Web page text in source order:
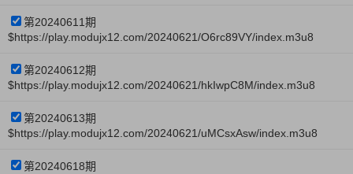
第20240611期
$https://play.modujx12.com/20240621/O6rc89VY/index.m3u8
第20240612期
$https://play.modujx12.com/20240621/hkIwpC8M/index.m3u8
第20240613期
$https://play.modujx12.com/20240621/uMCsxAsw/index.m3u8
第20240618期